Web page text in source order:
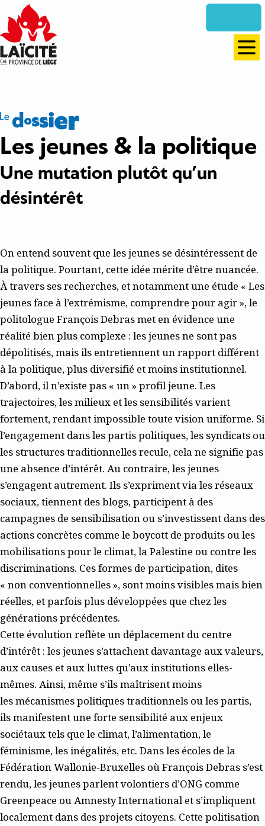
directement
vers
le
contenu
Dossier
Les jeunes & la politique
Une mutation plutôt qu’un
désintérêt
On entend souvent que les jeunes se désintéressent de
la politique. Pourtant, cette idée mérite d’être nuancée.
À travers ses recherches, et notamment une étude « Les
jeunes face à l’extrémisme, comprendre pour agir », le
politologue François Debras met en évidence une
réalité bien plus complexe : les jeunes ne sont pas
dépolitisés, mais ils entretiennent un rapport différent
à la politique, plus diversifié et moins institutionnel.
D’abord, il n’existe pas « un » profil jeune. Les
trajectoires, les milieux et les sensibilités varient
fortement, rendant impossible toute vision uniforme. Si
l’engagement dans les partis politiques, les syndicats ou
les structures traditionnelles recule, cela ne signifie pas
une absence d’intérêt. Au contraire, les jeunes
s’engagent autrement. Ils s’expriment via les réseaux
sociaux, tiennent des blogs, participent à des
campagnes de sensibilisation ou s’investissent dans des
actions concrètes comme le boycott de produits ou les
mobilisations pour le climat, la Palestine ou contre les
discriminations. Ces formes de participation, dites
« non conventionnelles », sont moins visibles mais bien
réelles, et parfois plus développées que chez les
générations précédentes.
Cette évolution reflète un déplacement du centre
d’intérêt : les jeunes s’attachent davantage aux valeurs,
aux causes et aux luttes qu’aux institutions elles-
mêmes. Ainsi, même s’ils maîtrisent moins
les mécanismes politiques traditionnels ou les partis,
ils manifestent une forte sensibilité aux enjeux
sociétaux tels que le climat, l’alimentation, le
féminisme, les inégalités, etc. Dans les écoles de la
Fédération Wallonie-Bruxelles où François Debras s’est
rendu, les jeunes parlent volontiers d’ONG comme
Greenpeace ou Amnesty International et s’impliquent
localement dans des projets citoyens. Cette politisation